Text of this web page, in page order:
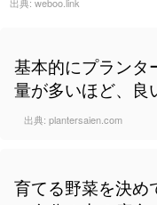
基本的にプランタ
量が多いほど、良
出典: plantersaien.com
育てる野菜を決